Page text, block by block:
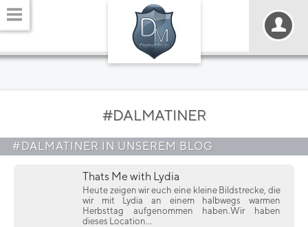
#DALMATINER
#DALMATINER IN UNSEREM BLOG
Thats Me with Lydia
Heute zeigen wir euch eine kleine Bildstrecke, die
wir mit Lydia an einem halbwegs warmen
Herbsttag aufgenommen haben.Wir haben
dieses Location...